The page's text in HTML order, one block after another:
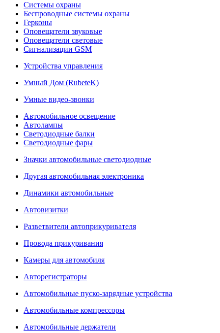
Системы охраны
Беспроводные системы охраны
Герконы
Оповещатели звуковые
Оповещатели световые
Сигнализации GSM
Устройства управления
Умный Дом (RubeteK)
Умные видео-звонки
Автомобильное освещение
Автолампы
Светодиодные балки
Светодиодные фары
Значки автомобильные светодиодные
Другая автомобильная электроника
Динамики автомобильные
Автовизитки
Разветвители автоприкуривателя
Провода прикуривания
Камеры для автомобиля
Авторегистраторы
Автомобильные пуско-зарядные устройства
Автомобильные компрессоры
Автомобильные держатели